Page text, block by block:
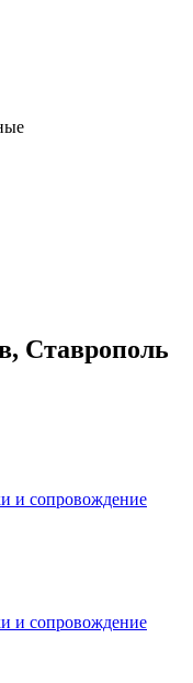
Ставрополь
и сопровождение
и сопровождение